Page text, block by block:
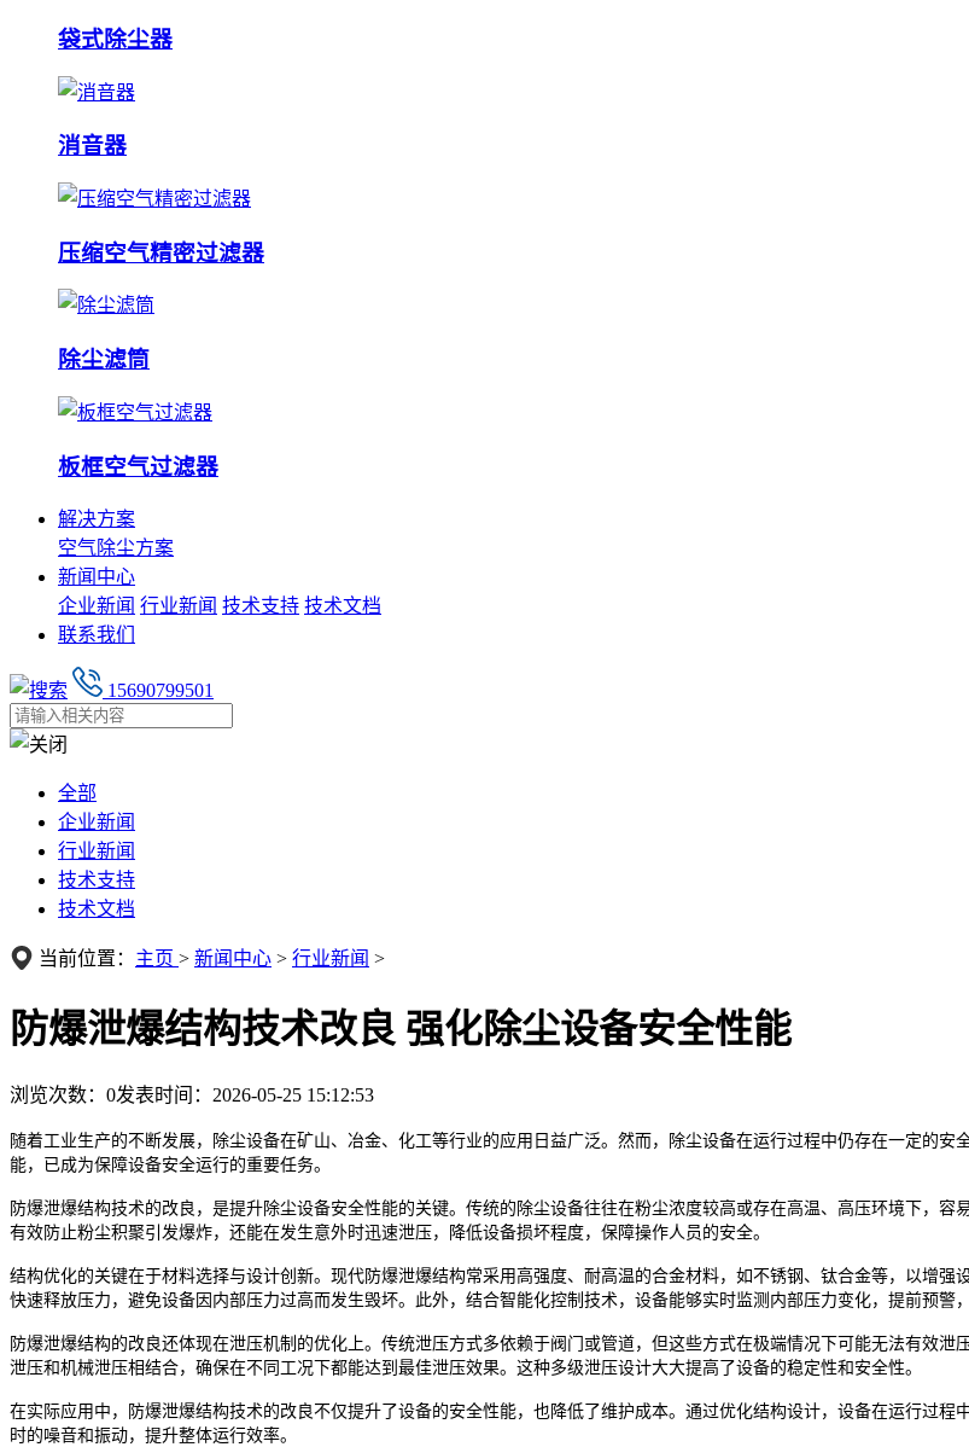
袋式除尘器
消音器
压缩空气精密过滤器
除尘滤筒
板框空气过滤器
解决方案
空气除尘方案
新闻中心
企业新闻 行业新闻 技术支持 技术文档
联系我们
15690799501
全部
企业新闻
行业新闻
技术支持
技术文档
当前位置： 主页 > 新闻中心 > 行业新闻 >
防爆泄爆结构技术改良 强化除尘设备安全性能
浏览次数： 0发表时间：2026-05-25 15:12:53
随着工业生产的不断发展，除尘设备在矿山、冶金、化工等行业的应用日益广泛。然而，除尘设备在运行过程中仍存在一定的
能，已成为保障设备安全运行的重要任务。
防爆泄爆结构技术的改良，是提升除尘设备安全性能的关键。传统的除尘设备往往在粉尘浓度较高或存在高温、高压环境下，
有效防止粉尘积聚引发爆炸，还能在发生意外时迅速泄压，降低设备损坏程度，保障操作人员的安全。
结构优化的关键在于材料选择与设计创新。现代防爆泄爆结构常采用高强度、耐高温的合金材料，如不锈钢、钛合金等，以增
快速释放压力，避免设备因内部压力过高而发生毁坏。此外，结合智能化控制技术，设备能够实时监测内部压力变化，提前预警
防爆泄爆结构的改良还体现在泄压机制的优化上。传统泄压方式多依赖于阀门或管道，但这些方式在极端情况下可能无法有效
泄压和机械泄压相结合，确保在不同工况下都能达到最佳泄压效果。这种多级泄压设计大大提高了设备的稳定性和安全性。
在实际应用中，防爆泄爆结构技术的改良不仅提升了设备的安全性能，也降低了维护成本。通过优化结构设计，设备在运行过
时的噪音和振动，提升整体运行效率。